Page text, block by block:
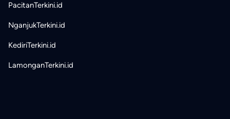
PacitanTerkini.id
NganjukTerkini.id
KediriTerkini.id
LamonganTerkini.id